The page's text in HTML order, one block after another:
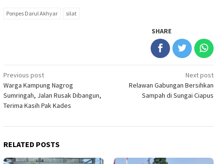
Ponpes Darul Akhyar silat
SHARE
Post
navigation
Previous post
Warga Kampung Nagrog
Sumringah, Jalan Rusak Dibangun,
Terima Kasih Pak Kades
Next post
Relawan Gabungan Bersihkan
Sampah di Sungai Ciapus
RELATED POSTS